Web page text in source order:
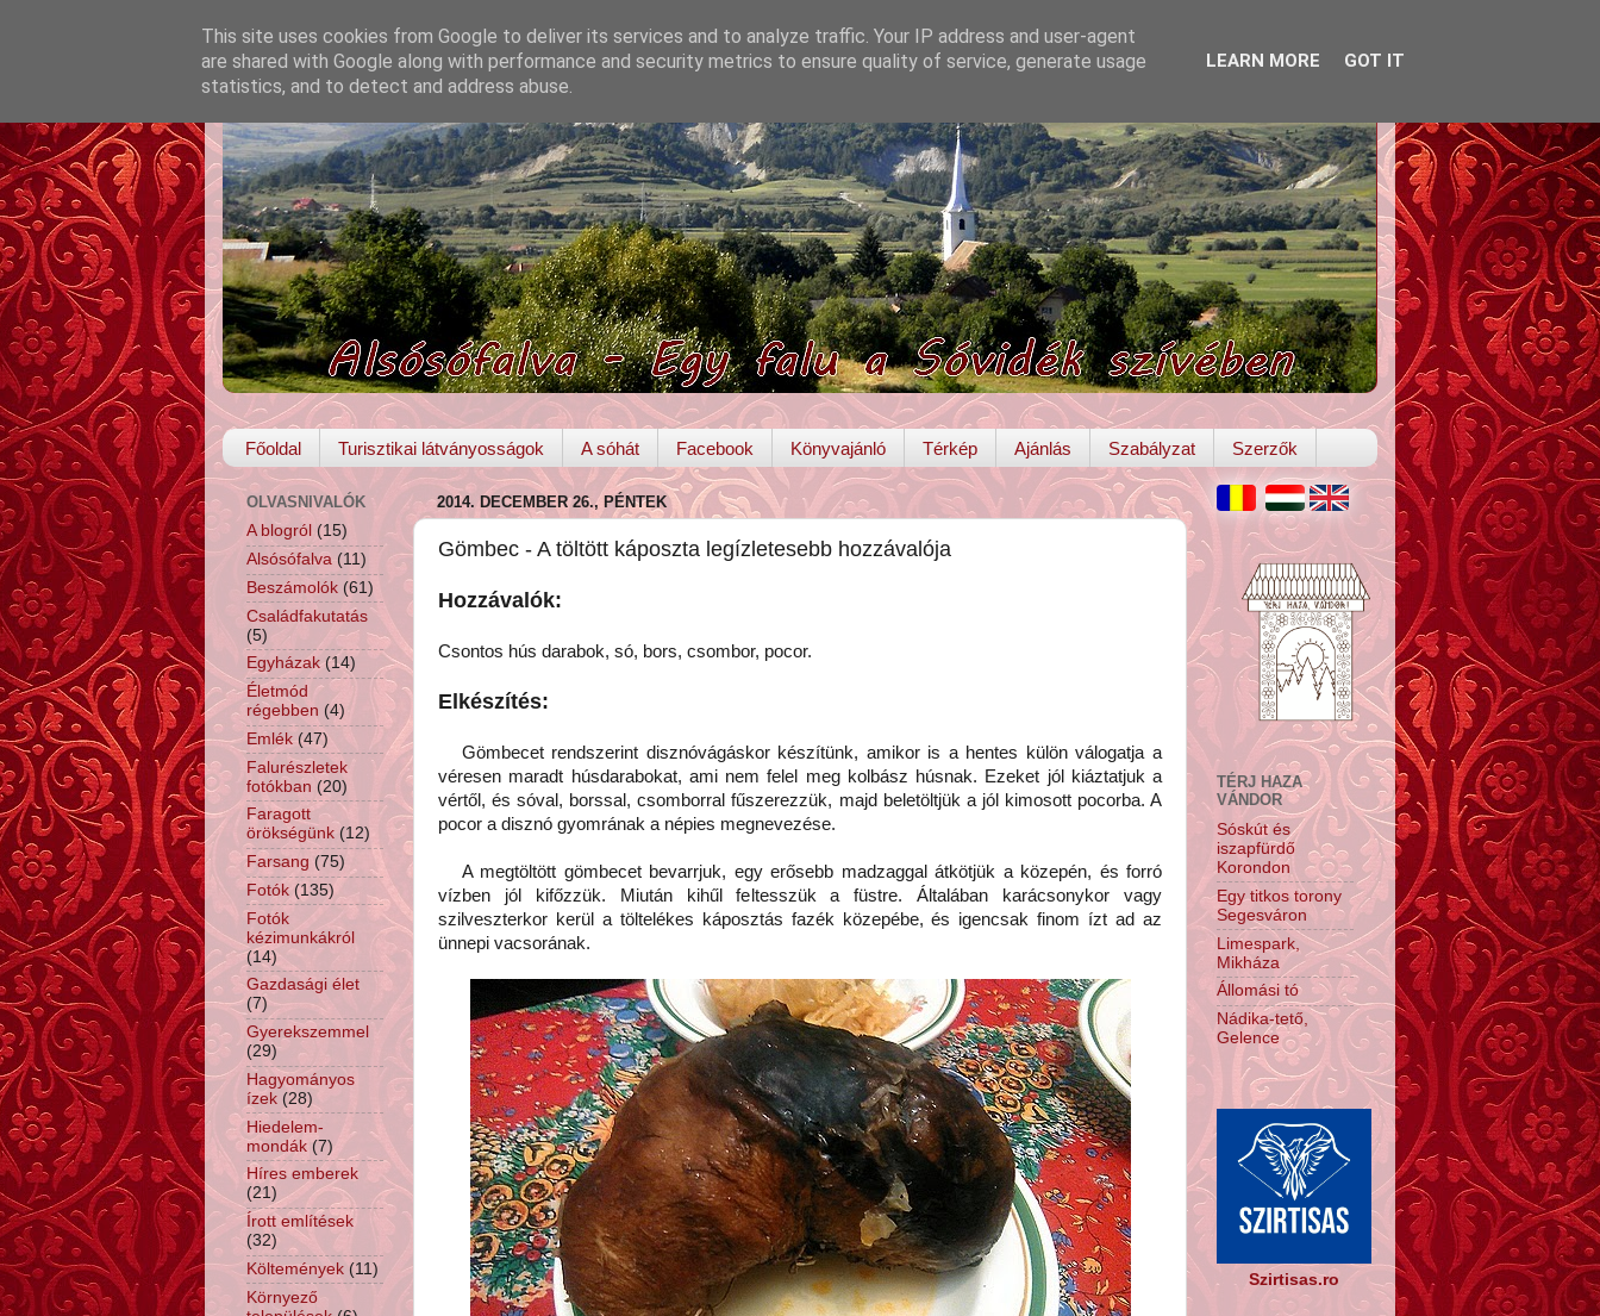
Főoldal Turisztikai látványosságok A sóhát Facebook Könyvajánló Térkép Ajánlás Szabályzat Szerzők
2014. DECEMBER 26., PÉNTEK
Gömbec - A töltött káposzta legízletesebb hozzávalója
Hozzávalók:
Csontos hús darabok, só, bors, csombor, pocor.
Elkészítés:
Gömbecet rendszerint disznóvágáskor készítünk, amikor is a hentes külön válogatja a
véresen maradt húsdarabokat, ami nem felel meg kolbász húsnak. Ezeket jól kiáztatjuk a
vértől, és sóval, borssal, csomborral fűszerezzük, majd beletöltjük a jól kimosott pocorba. A
pocor a disznó gyomrának a népies megnevezése.
A megtöltött gömbecet bevarrjuk, egy erősebb madzaggal átkötjük a közepén, és forró
vízben jól kifőzzük. Miután kihűl feltesszük a füstre. Általában karácsonykor vagy
szilveszterkor kerül a töltelékes káposztás fazék közepébe, és igencsak finom ízt ad az
ünnepi vacsorának.
OLVASNIVALÓK
A blogról (15)
Alsósófalva (11)
Beszámolók (61)
Családfakutatás
(5)
Egyházak (14)
Életmód
régebben (4)
Emlék (47)
Falurészletek
fotókban (20)
Faragott
örökségünk (12)
Farsang (75)
Fotók (135)
Fotók
kézimunkákról
(14)
Gazdasági élet
(7)
Gyerekszemmel
(29)
Hagyományos
ízek (28)
Hiedelem-
mondák (7)
Híres emberek
(21)
Írott említések
(32)
Költemények (11)
Környező
TÉRJ HAZA
VÁNDOR
Sóskút és
iszapfürdő
Korondon
Egy titkos torony
Segesváron
Limespark,
Mikháza
Állomási tó
Nádika-tető,
Gelence
Szirtisas.ro
This site uses cookies from Google to deliver its services and to analyze traffic. Your IP address and user-agent
are shared with Google along with performance and security metrics to ensure quality of service, generate usage
statistics, and to detect and address abuse.
LEARN MORE GOT IT